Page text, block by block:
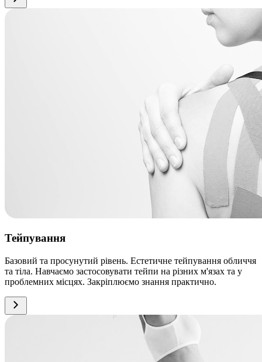
Тейпування
Базовий та просунутий рівень. Естетичне тейпування обличчя
та тіла. Навчаємо застосовувати тейпи на різних м'язах та у
проблемних місцях. Закріплюємо знання практично.